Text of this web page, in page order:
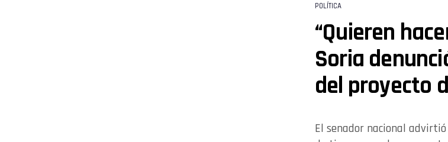
POLÍTICA
“Quieren
Soria
del proyecto
El senador nacional